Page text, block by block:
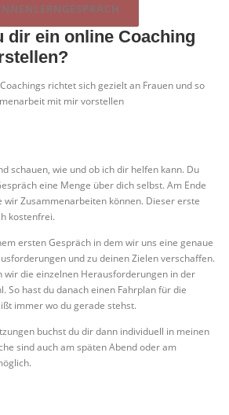
dir ein online Coaching
richtet sich gezielt an Frauen und so
mit mir vorstellen
schauen, wie und ob ich dir helfen kann. Du
eine Menge über dich selbst. Am Ende
wir Zusammenarbeiten können. Dieser erste
kostenfrei.
ersten Gespräch in dem wir uns eine genaue
und zu deinen Zielen verschaffen.
wir die einzelnen Herausforderungen in der
So hast du danach einen Fahrplan für die
immer wo du gerade stehst.
buchst du dir dann individuell in meinen
sind auch am späten Abend oder am